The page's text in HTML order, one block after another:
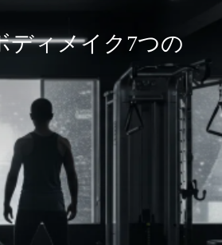
ディメイク7つの